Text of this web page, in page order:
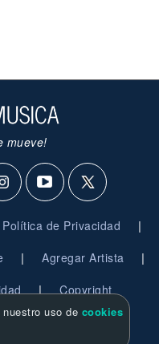
mueve!
de Privacidad |
| Agregar Artista |
| Copyright
Reservados
uso de cookies